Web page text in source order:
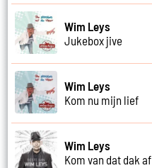
Wim Leys
Jukebox jive
Wim Leys
Kom nu mijn lief
Wim Leys
Kom van dat dak af